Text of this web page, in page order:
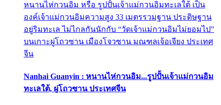
หนานไห่กวนอิม หรือ รูปปั้นเจ้าแม่กวนอิมทะเลใต้ เป็น
องค์เจ้าแม่กวนอิมความสูง 33 เมตรรวมฐาน ประดิษฐาน
อยู่ริมทะเล ไม่ไกลกันนักกับ “วัดเจ้าแม่กวนอิมไม่ยอมไป”
บนเกาะผู่โถวซาน เมืองโจวซาน มณฑลเจ้อเจียง ประเทศ
จีน
Nanhai Guanyin : หนานไห่กวนอิม...รูปปั้นเจ้าแม่กวนอิม
ทะเลใต้, ผู่โถวซาน ประเทศจีน